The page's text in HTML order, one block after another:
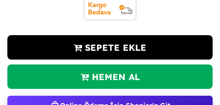
SEPETE EKLE
HEMEN AL